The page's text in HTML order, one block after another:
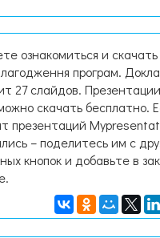
ознакомиться и
програм.
27 слайдов.
скачать бесплатно.
презентаций
– поделитесь им с
кнопок и добавьте в